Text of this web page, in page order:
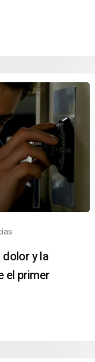
dolor y la
el primer